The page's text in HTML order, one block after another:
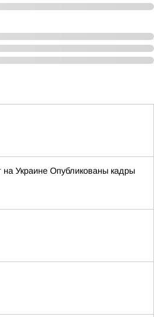
на Украине Опубликованы кадры